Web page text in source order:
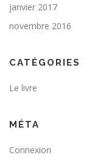
janvier 2017
novembre 2016
CATÉGORIES
Le livre
MÉTA
Connexion